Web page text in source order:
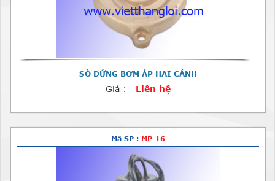
SÒ ĐỨNG BƠM ÁP HAI CÁNH
Giá : Liên hệ
Mã SP : MP-16